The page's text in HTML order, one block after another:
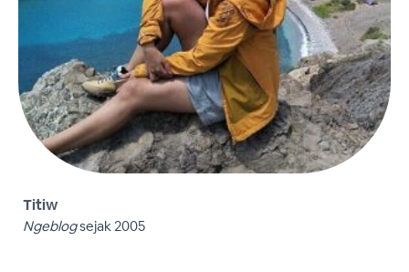
Titiw
Ngeblogsejak 2005